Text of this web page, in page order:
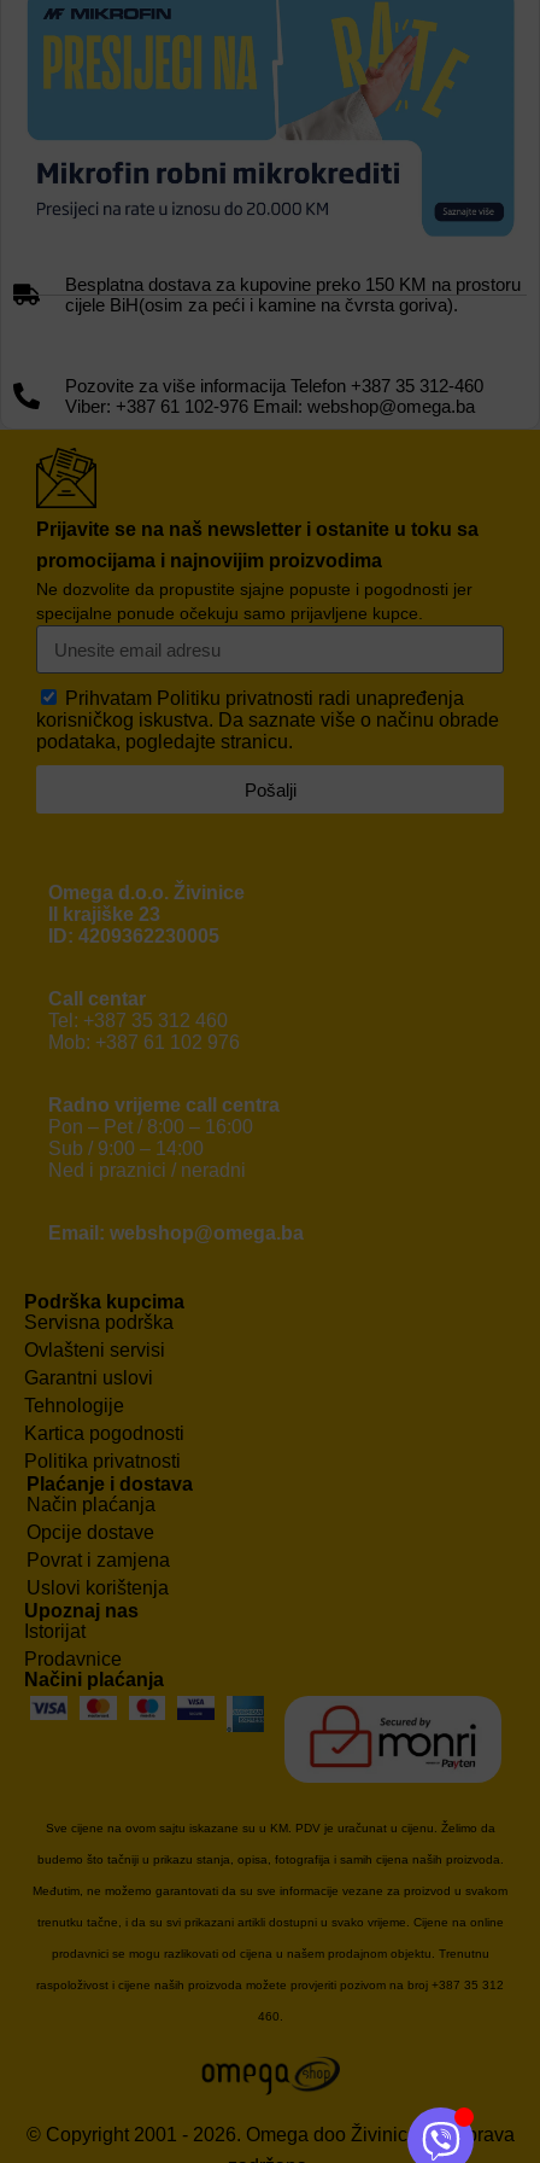
Besplatna dostava za kupovine preko 150 KM na prostoru
cijele BiH(osim za peći i kamine na čvrsta goriva).
Pozovite za više informacija Telefon +387 35 312-460
Viber: +387 61 102-976 Email: webshop@omega.ba
Prijavite se na naš newsletter i ostanite u toku sa
promocijama i najnovijim proizvodima
Ne dozvolite da propustite sjajne popuste i pogodnosti jer
specijalne ponude očekuju samo prijavljene kupce.
Prihvatam Politiku privatnosti radi unapređenja
korisničkog iskustva. Da saznate više o načinu obrade
podataka, pogledajte stranicu.
Pošalji
Omega d.o.o. Živinice
II krajiške 23
ID: 4209362230005
Call centar
Tel: +387 35 312 460
Mob: +387 61 102 976
Radno vrijeme call centra
Pon – Pet / 8:00 – 16:00
Sub / 9:00 – 14:00
Ned i praznici / neradni
Email: webshop@omega.ba
Podrška kupcima
Servisna podrška
Ovlašteni servisi
Garantni uslovi
Tehnologije
Kartica pogodnosti
Politika privatnosti
Plaćanje i dostava
Način plaćanja
Opcije dostave
Povrat i zamjena
Uslovi korištenja
Upoznaj nas
Istorijat
Prodavnice
Načini plaćanja
Sve cijene na ovom sajtu iskazane su u KM. PDV je uračunat u cijenu. Želimo da
budemo što tačniji u prikazu stanja, opisa, fotografija i samih cijena naših proizvoda.
Međutim, ne možemo garantovati da su sve informacije vezane za proizvod u svakom
trenutku tačne, i da su svi prikazani artikli dostupni u svako vrijeme. Cijene na online
prodavnici se mogu razlikovati od cijena u našem prodajnom objektu. Trenutnu
raspoloživost i cijene naših proizvoda možete provjeriti pozivom na broj +387 35 312
460.
© Copyright 2001 - 2026. Omega doo Živinice. Sva prava